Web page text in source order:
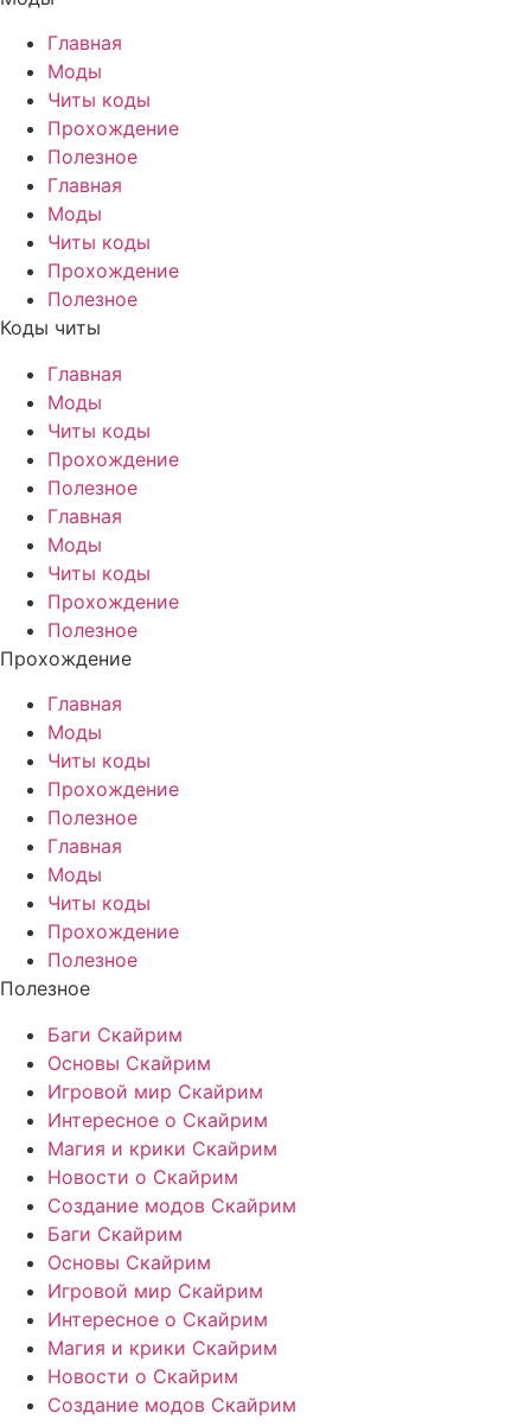
Главная
Моды
Читы коды
Прохождение
Полезное
Главная
Моды
Читы коды
Прохождение
Полезное
Коды читы
Главная
Моды
Читы коды
Прохождение
Полезное
Главная
Моды
Читы коды
Прохождение
Полезное
Прохождение
Главная
Моды
Читы коды
Прохождение
Полезное
Главная
Моды
Читы коды
Прохождение
Полезное
Полезное
Баги Скайрим
Основы Скайрим
Игровой мир Скайрим
Интересное о Скайрим
Магия и крики Скайрим
Новости о Скайрим
Создание модов Скайрим
Баги Скайрим
Основы Скайрим
Игровой мир Скайрим
Интересное о Скайрим
Магия и крики Скайрим
Новости о Скайрим
Создание модов Скайрим